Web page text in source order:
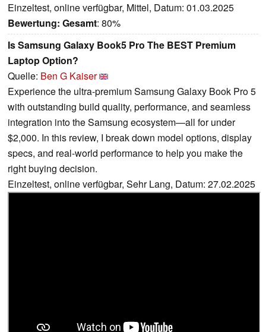
Einzeltest, online verfügbar, Mittel, Datum: 01.03.2025
Bewertung: Gesamt: 80%
Is Samsung Galaxy Book5 Pro The BEST Premium
Laptop Option?
Quelle: Ben G Kaiser
Experience the ultra-premium Samsung Galaxy Book Pro 5
with outstanding build quality, performance, and seamless
integration into the Samsung ecosystem—all for under
$2,000. In this review, I break down model options, display
specs, and real-world performance to help you make the
right buying decision.
Einzeltest, online verfügbar, Sehr Lang, Datum: 27.02.2025